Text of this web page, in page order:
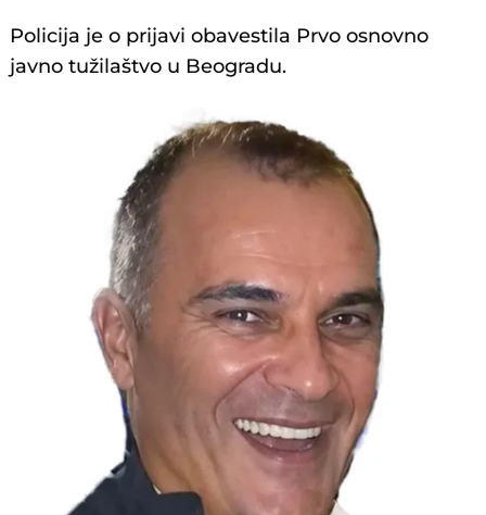
Policija je o prijavi obavestila Prvo osnovno
javno tužilaštvo u Beogradu.